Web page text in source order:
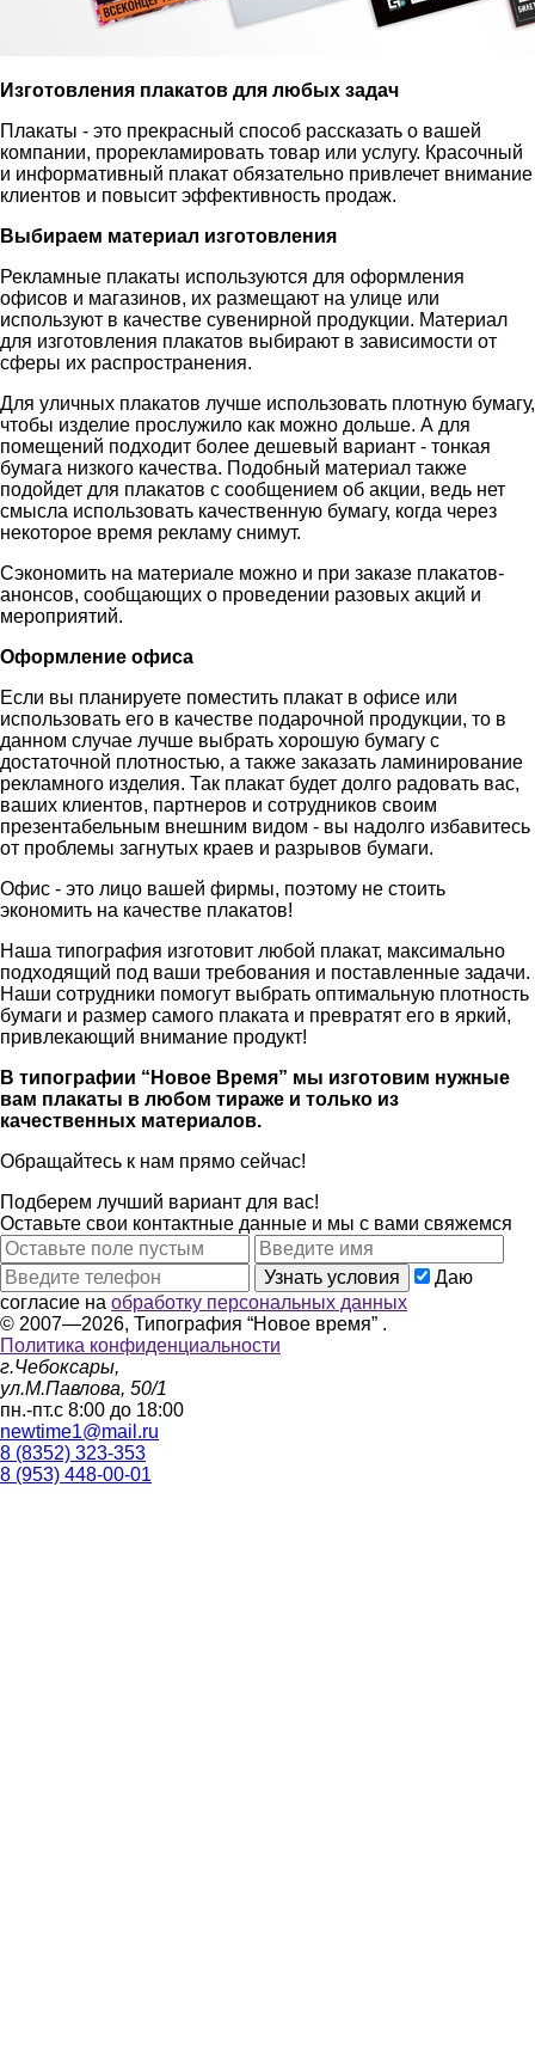
Изготовления плакатов для любых задач
Плакаты - это прекрасный способ рассказать о вашей
компании, прорекламировать товар или услугу. Красочный
и информативный плакат обязательно привлечет внимание
клиентов и повысит эффективность продаж.
Выбираем материал изготовления
Рекламные плакаты используются для оформления
офисов и магазинов, их размещают на улице или
используют в качестве сувенирной продукции. Материал
для изготовления плакатов выбирают в зависимости от
сферы их распространения.
Для уличных плакатов лучше использовать плотную бумагу,
чтобы изделие прослужило как можно дольше. А для
помещений подходит более дешевый вариант - тонкая
бумага низкого качества. Подобный материал также
подойдет для плакатов с сообщением об акции, ведь нет
смысла использовать качественную бумагу, когда через
некоторое время рекламу снимут.
Сэкономить на материале можно и при заказе плакатов-
анонсов, сообщающих о проведении разовых акций и
мероприятий.
Оформление офиса
Если вы планируете поместить плакат в офисе или
использовать его в качестве подарочной продукции, то в
данном случае лучше выбрать хорошую бумагу с
достаточной плотностью, а также заказать ламинирование
рекламного изделия. Так плакат будет долго радовать вас,
ваших клиентов, партнеров и сотрудников своим
презентабельным внешним видом - вы надолго избавитесь
от проблемы загнутых краев и разрывов бумаги.
Офис - это лицо вашей фирмы, поэтому не стоить
экономить на качестве плакатов!
Наша типография изготовит любой плакат, максимально
подходящий под ваши требования и поставленные задачи.
Наши сотрудники помогут выбрать оптимальную плотность
бумаги и размер самого плаката и превратят его в яркий,
привлекающий внимание продукт!
В типографии “Новое Время” мы изготовим нужные
вам плакаты в любом тираже и только из
качественных материалов.
Обращайтесь к нам прямо сейчас!
Подберем лучший вариант для вас!
Оставьте свои контактные данные и мы с вами свяжемся
Узнать условия
Даю
согласие на обработку персональных данных
© 2007—2026, Типография “Новое время” .
Политика конфиденциальности
г.Чебоксары,
ул.М.Павлова, 50/1
пн.-пт.с 8:00 до 18:00
newtime1@mail.ru
8 (8352) 323-353
8 (953) 448-00-01